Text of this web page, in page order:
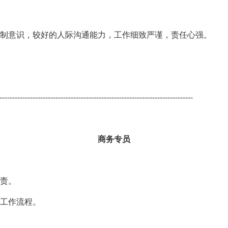
识，较好的人际沟通能力，工作细致严谨，责任心强。
商务专员
。
作流程。